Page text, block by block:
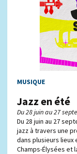
MUSIQUE
Jazz en été
Du 28 juin au 27
Du 28 juin au 27
jazz à travers une
dans plusieurs lieux
Champs-Élysées et